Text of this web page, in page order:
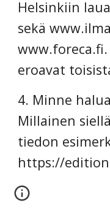
Helsinkiin
sekä
eroavat
4. Minne
Millainen
tiedon
https://